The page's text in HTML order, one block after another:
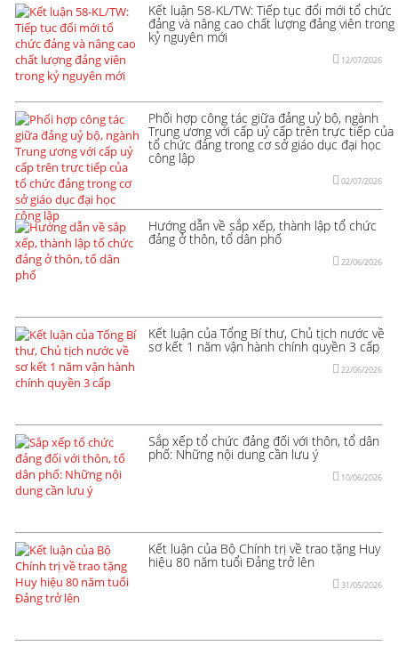
Kết luận 58-KL/TW: Tiếp tục đổi mới tổ chức
đảng và nâng cao chất lượng đảng viên trong
kỷ nguyên mới
12/07/2026
Phối hợp công tác giữa đảng uỷ bộ, ngành
Trung ương với cấp uỷ cấp trên trực tiếp của
tổ chức đảng trong cơ sở giáo dục đại học
công lập
02/07/2026
Hướng dẫn về sắp xếp, thành lập tổ chức
đảng ở thôn, tổ dân phố
22/06/2026
Kết luận của Tổng Bí thư, Chủ tịch nước về
sơ kết 1 năm vận hành chính quyền 3 cấp
22/06/2026
Sắp xếp tổ chức đảng đối với thôn, tổ dân
phố: Những nội dung cần lưu ý
10/06/2026
Kết luận của Bộ Chính trị về trao tặng Huy
hiệu 80 năm tuổi Đảng trở lên
31/05/2026